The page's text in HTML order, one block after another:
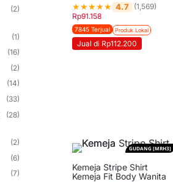
★★★★★ 4.7
(1,569)
Rp91.158
7845 Terjual Produk Lokal
Jual di Rp112.200
GUDANG [MRH3]
Kemeja Stripe Shirt
Kemeja Fit Body Wanita
(2)
(1)
(16)
(2)
(14)
(33)
(28)
(2)
(6)
(7)